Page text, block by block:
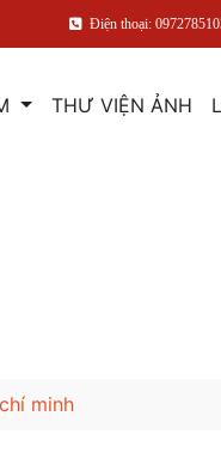
Điện thoại:
THƯ VIỆN ẢNH
minh